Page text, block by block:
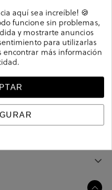
en cuero. Modelo
de los amantes al estilo
y elegancia. Cierre
extraible. Hecho en
aquí sea increíble! 🍪
funcione sin problemas,
y mostrarte anuncios
para utilizarlas
encontrar más información
.